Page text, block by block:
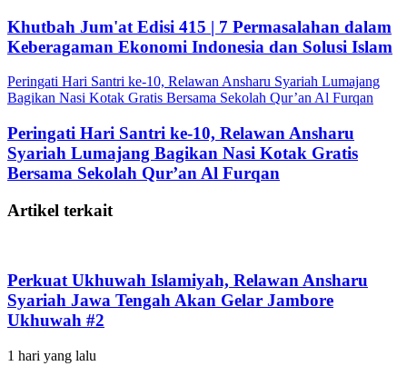
Khutbah Jum'at Edisi 415 | 7 Permasalahan dalam
Keberagaman Ekonomi Indonesia dan Solusi Islam
Peringati Hari Santri ke-10, Relawan Ansharu Syariah Lumajang
Bagikan Nasi Kotak Gratis Bersama Sekolah Qur’an Al Furqan
Peringati Hari Santri ke-10, Relawan Ansharu
Syariah Lumajang Bagikan Nasi Kotak Gratis
Bersama Sekolah Qur’an Al Furqan
Artikel terkait
Perkuat Ukhuwah Islamiyah, Relawan Ansharu
Syariah Jawa Tengah Akan Gelar Jambore
Ukhuwah #2
1 hari yang lalu